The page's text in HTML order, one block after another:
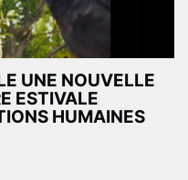
UNE NOUVELLE
ESTIVALE
HUMAINES